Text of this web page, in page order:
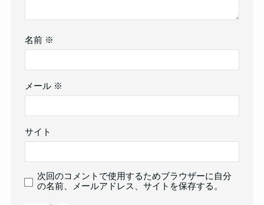
名前 ※
メール ※
サイト
次回のコメントで使用するためブラウザーに自分
の名前、メールアドレス、サイトを保存する。